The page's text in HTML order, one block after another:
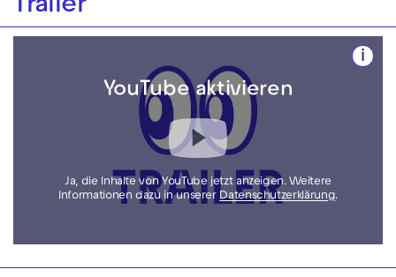
Trailer
YouTube aktivieren
i
Ja, die Inhalte von YouTube jetzt anzeigen. Weitere
Informationen dazu in unserer Datenschutzerklärung.